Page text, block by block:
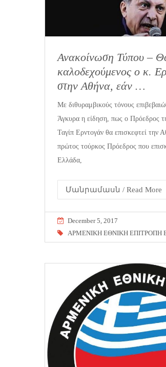
Ανακοίνωση Τύπου –
καλοδεχούμενος ο κ.
στην Αθήνα, εάν …
Με διθυραμβικούς τόνους
Άγκυρα η είδηση, πως ο Πρόεδρος
Ταγίπ Ερντογάν θα επισκεφτεί την
πρώτος τούρκος Πρόεδρος που
Ελλάδα,
Մանրամասն / Read More
December 5, 2017
ΑΡΜΕΝΙΚΗ ΕΘΝΙΚΗ ΕΠΙΤΡΟΠΗ